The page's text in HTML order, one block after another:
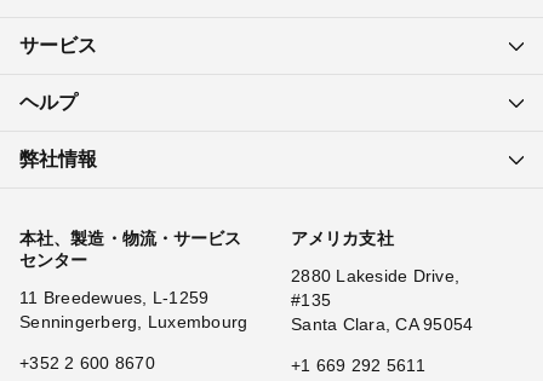
サービス
ヘルプ
弊社情報
本社、製造・物流・サービス
センター
11 Breedewues, L-1259
Senningerberg, Luxembourg
+352 2 600 8670
アメリカ支社
2880 Lakeside Drive,
#135
Santa Clara, CA 95054
+1 669 292 5611